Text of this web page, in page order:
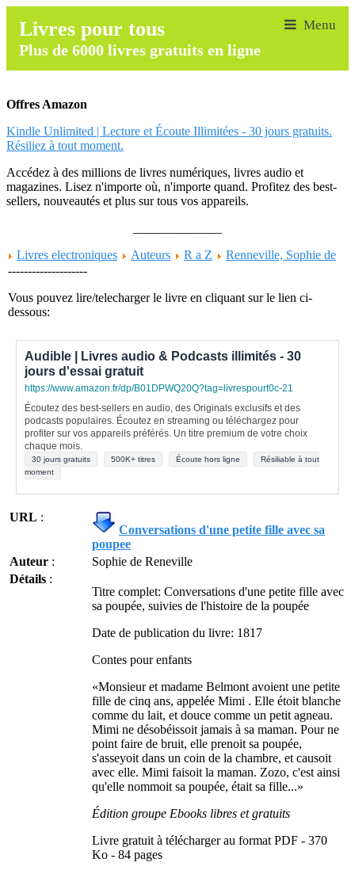
Livres pour tous
Plus de 6000 livres gratuits en ligne
Offres Amazon
Kindle Unlimited | Lecture et Écoute Illimitées - 30 jours gratuits.
Résiliez à tout moment.
Accédez à des millions de livres numériques, livres audio et
magazines. Lisez n'importe où, n'importe quand. Profitez des best-
sellers, nouveautés et plus sur tous vos appareils.
Livres electroniques
Auteurs R a Z
Renneville, Sophie de
--------------------
Vous pouvez lire/telecharger le livre en cliquant sur le lien ci-
dessous:
Audible | Livres audio & Podcasts illimités - 30
jours d'essai gratuit
https://www.amazon.fr/dp/B01DPWQ20Q?tag=livrespourt0c-21
Écoutez des best-sellers en audio, des Originals exclusifs et des
podcasts populaires. Écoutez en streaming ou téléchargez pour
profiter sur vos appareils préférés. Un titre premium de votre choix
chaque mois.
30 jours gratuits 500K+ titres Écoute hors ligne
Résiliable à tout
moment
URL :
Conversations d'une petite fille avec sa
poupee
Auteur :
Sophie de Reneville
Détails :
Titre complet: Conversations d'une petite fille avec
sa poupée, suivies de l'histoire de la poupée
Date de publication du livre: 1817
Contes pour enfants
«Monsieur et madame Belmont avoient une petite
fille de cinq ans, appelée Mimi . Elle étoit blanche
comme du lait, et douce comme un petit agneau.
Mimi ne désobéissoit jamais à sa maman. Pour ne
point faire de bruit, elle prenoit sa poupée,
s'asseyoit dans un coin de la chambre, et causoit
avec elle. Mimi faisoit la maman. Zozo, c'est ainsi
qu'elle nommoit sa poupée, était sa fille...»
Édition groupe Ebooks libres et gratuits
Livre gratuit à télécharger au format PDF - 370
Ko - 84 pages